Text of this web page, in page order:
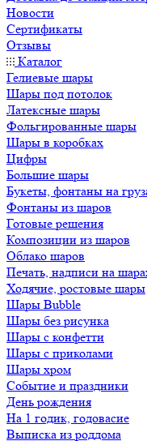
Новости
Сертификаты
Отзывы
Каталог
Гелиевые шары
Шары под потолок
Латексные шары
Фольгированные шары
Шары в коробках
Цифры
Большие шары
Букеты, фонтаны на
Фонтаны из шаров
Готовые решения
Композиции из шаров
Облако шаров
Печать, надписи на
Ходячие, ростовые шары
Шары Bubble
Шары без рисунка
Шары с конфетти
Шары с приколами
Шары хром
Событие и праздники
День рождения
На 1 годик, годовасие
Выписка из роддома